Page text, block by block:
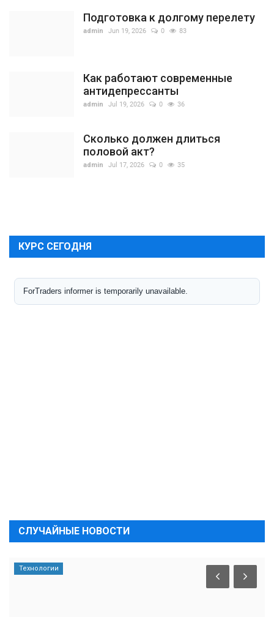
Подготовка к долгому перелету
admin Jun 19, 2026 0 83
Как работают современные
антидепрессанты
admin Jul 19, 2026 0 36
Сколько должен длиться
половой акт?
admin Jul 17, 2026 0 35
КУРС СЕГОДНЯ
СЛУЧАЙНЫЕ НОВОСТИ
Технологии